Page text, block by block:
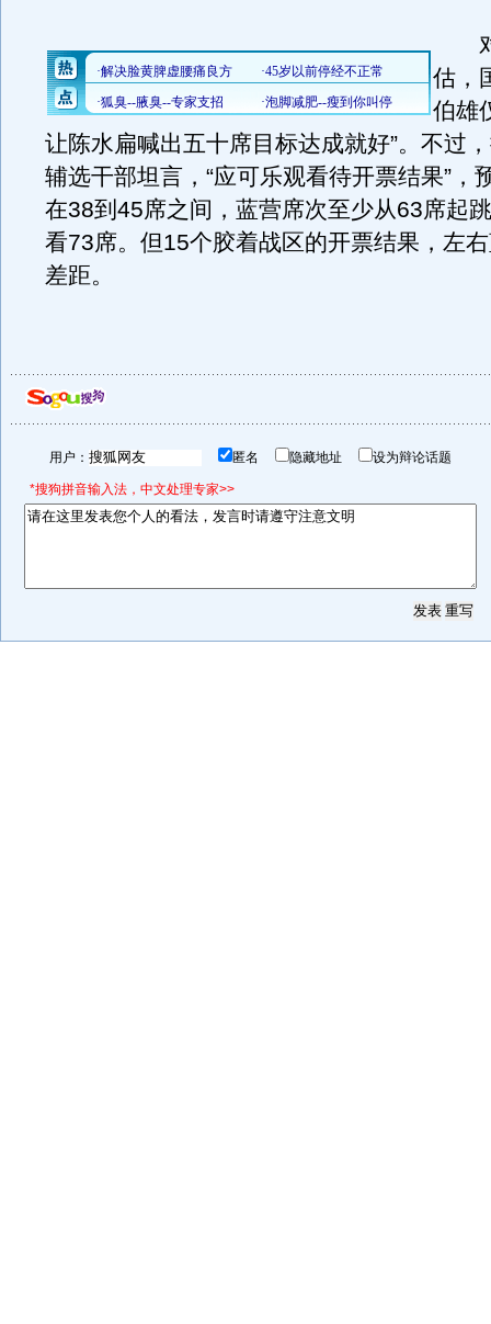
对
估，
伯雄
让陈水扁喊出五十席目标达成就好”。不过
辅选干部坦言，“应可乐观看待开票结果”，
在38到45席之间，蓝营席次至少从63席起
看73席。但15个胶着战区的开票结果，左
差距。
用户： 匿名 隐藏地址 设为辩论话题
*搜狗拼音输入法，中文处理专家>>